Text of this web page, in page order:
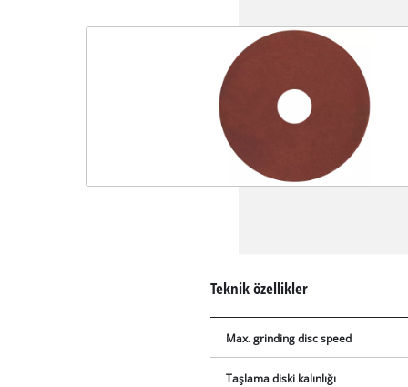
Teknik özellikler
Max. grinding disc speed
Taşlama diski kalınlığı